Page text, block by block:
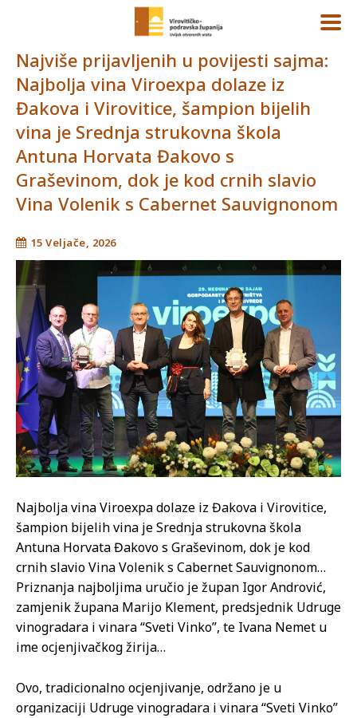
Najviše prijavljenih u povijesti sajma:
Najbolja vina Viroexpa dolaze iz
Đakova i Virovitice, šampion bijelih
vina je Srednja strukovna škola
Antuna Horvata Đakovo s
Graševinom, dok je kod crnih slavio
Vina Volenik s Cabernet Sauvignonom
15 Veljače, 2026
Najbolja vina Viroexpa dolaze iz Đakova i Virovitice,
šampion bijelih vina je Srednja strukovna škola
Antuna Horvata Đakovo s Graševinom, dok je kod
crnih slavio Vina Volenik s Cabernet Sauvignonom…
Priznanja najboljima uručio je župan Igor Andrović,
zamjenik župana Marijo Klement, predsjednik Udruge
vinogradara i vinara “Sveti Vinko”, te Ivana Nemet u
ime ocjenjivačkog žirija…
Ovo, tradicionalno ocjenjivanje, održano je u
organizaciji Udruge vinogradara i vinara “Sveti Vinko”